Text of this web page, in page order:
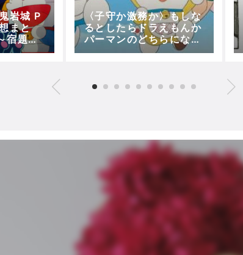
岩城 P
まと
宿題＆
で映画
〈子守か激務か〉もしな
るとしたらドラえもんか
パーマンのどちらになり
たい？